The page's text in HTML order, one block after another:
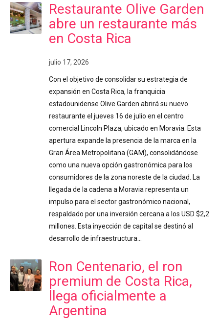
Restaurante Olive Garden
abre un restaurante más
en Costa Rica
julio 17, 2026
Con el objetivo de consolidar su estrategia de
expansión en Costa Rica, la franquicia
estadounidense Olive Garden abrirá su nuevo
restaurante el jueves 16 de julio en el centro
comercial Lincoln Plaza, ubicado en Moravia. Esta
apertura expande la presencia de la marca en la
Gran Área Metropolitana (GAM), consolidándose
como una nueva opción gastronómica para los
consumidores de la zona noreste de la ciudad. La
llegada de la cadena a Moravia representa un
impulso para el sector gastronómico nacional,
respaldado por una inversión cercana a los USD $2,2
millones. Esta inyección de capital se destinó al
desarrollo de infraestructura…
Ron Centenario, el ron
premium de Costa Rica,
llega oficialmente a
Argentina